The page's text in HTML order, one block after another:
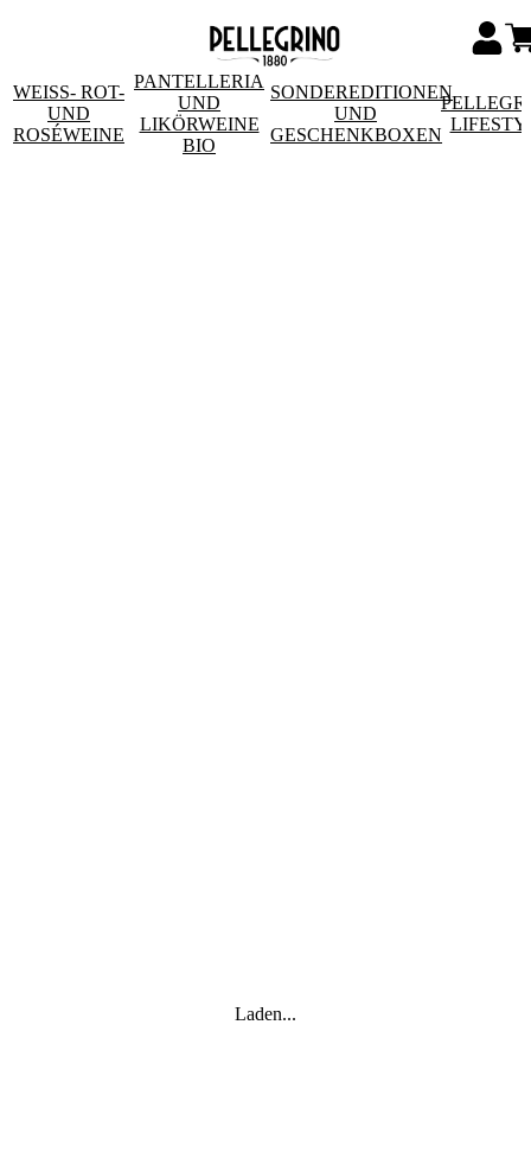
WEISS- ROT- U
ND R
OSÉWEINE
PANTELLERIA
UND
LIKÖRWEINE
BIO
SONDEREDITIONEN
UND
GESCHENKBOXEN
Laden...